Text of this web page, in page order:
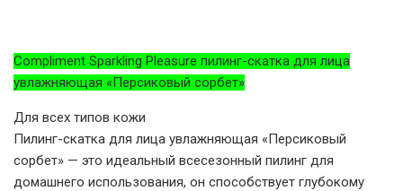
Compliment Sparkling Pleasure пилинг-скатка для лица
увлажняющая «Персиковый сорбет»
Для всех типов кожи
Пилинг-скатка для лица увлажняющая «Персиковый
сорбет» — это идеальный всесезонный пилинг для
домашнего использования, он способствует глубокому